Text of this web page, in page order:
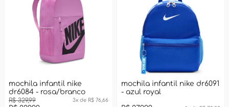
mochila infantil nike
dr6084 - rosa/branco
R$ 329,99 3x de R$ 76,66
mochila infantil nike dr6091
- azul royal